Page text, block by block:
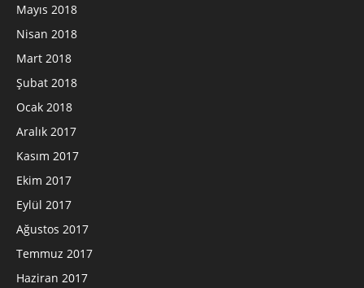
Mayıs 2018
Nisan 2018
Mart 2018
Şubat 2018
Ocak 2018
Aralık 2017
Kasım 2017
Ekim 2017
Eylül 2017
Ağustos 2017
Temmuz 2017
Haziran 2017